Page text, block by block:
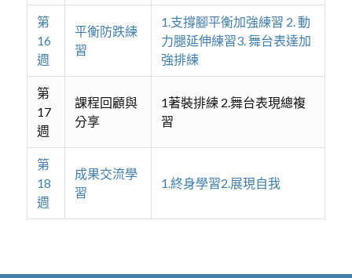
第
16
週
平衡防跌練
習
1.支撐腳平衡加強練習 2. 動
力腿延伸練習3. 舞台表達加
強排練
第
17
週
課程回顧與
分享
1著裝排練 2.舞台表現總複
習
第
18
週
成果交流學
習
1.終身學習2.展現自我